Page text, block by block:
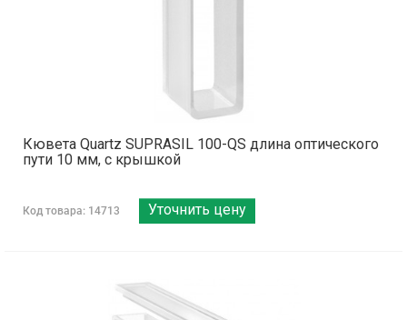
Кювета Quartz SUPRASIL 100-QS длина оптического
пути 10 мм, с крышкой
Код товара: 14713 Уточнить цену